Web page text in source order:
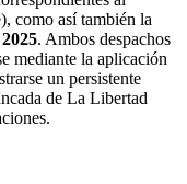
como así también la
. Ambos despachos
mediante la aplicación
un persistente
de La Libertad